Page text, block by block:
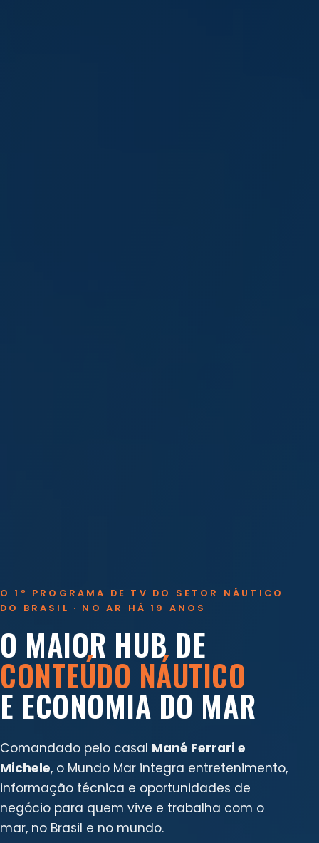
O 1º PROGRAMA DE TV DO SETOR NÁUTICO
DO BRASIL · NO AR HÁ 19 ANOS
O MAIOR HUB DE
CONTEÚDO NÁUTICO
E ECONOMIA DO MAR
Comandado pelo casal Mané Ferrari e
Michele, o Mundo Mar integra entretenimento,
informação técnica e oportunidades de
negócio para quem vive e trabalha com o
mar, no Brasil e no mundo.